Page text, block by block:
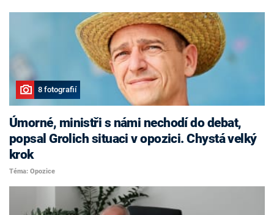
8 fotografií
Úmorné, ministři s námi nechodí do debat,
popsal Grolich situaci v opozici. Chystá velký
krok
Téma: Opozice